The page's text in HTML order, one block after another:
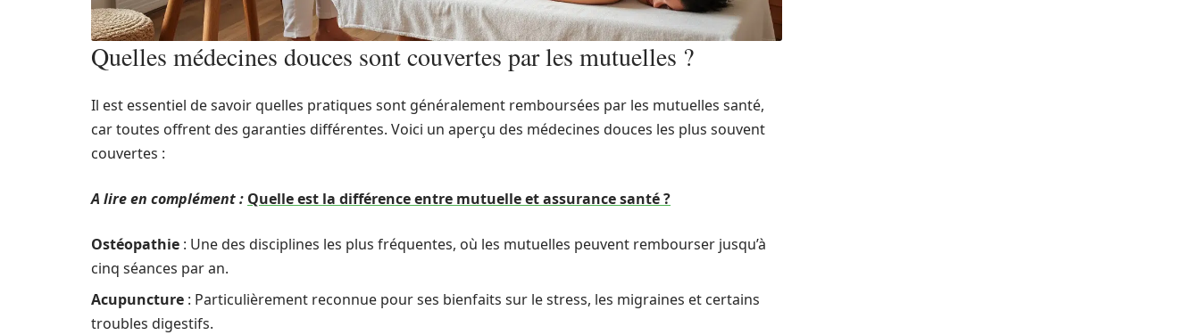
Quelles médecines douces sont couvertes par les mutuelles ?
Il est essentiel de savoir quelles pratiques sont généralement remboursées par les mutuelles santé,
car toutes offrent des garanties différentes. Voici un aperçu des médecines douces les plus souvent
couvertes :
A lire en complément : Quelle est la différence entre mutuelle et assurance santé ?
Ostéopathie : Une des disciplines les plus fréquentes, où les mutuelles peuvent rembourser jusqu’à
cinq séances par an.
Acupuncture : Particulièrement reconnue pour ses bienfaits sur le stress, les migraines et certains
troubles digestifs.